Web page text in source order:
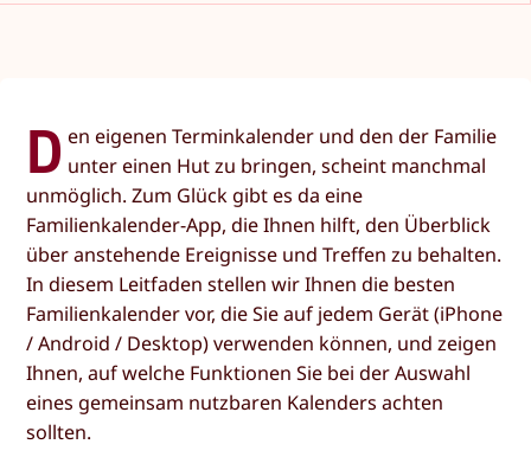
D en eigenen Terminkalender und den der Familie
unter einen Hut zu bringen, scheint manchmal
unmöglich. Zum Glück gibt es da eine
Familienkalender-App, die Ihnen hilft, den Überblick
über anstehende Ereignisse und Treffen zu behalten.
In diesem Leitfaden stellen wir Ihnen die besten
Familienkalender vor, die Sie auf jedem Gerät (iPhone
/ Android / Desktop) verwenden können, und zeigen
Ihnen, auf welche Funktionen Sie bei der Auswahl
eines gemeinsam nutzbaren Kalenders achten
sollten.